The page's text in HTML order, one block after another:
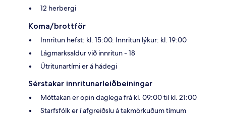
12 herbergi
Koma/brottför
Innritun hefst: kl. 15:00. Innritun lýkur: kl. 19:00
Lágmarksaldur við innritun - 18
Útritunartími er á hádegi
Sérstakar innritunarleiðbeiningar
Móttakan er opin daglega frá kl. 09:00 til kl. 21:00
Starfsfólk er í afgreiðslu á takmörkuðum tímum